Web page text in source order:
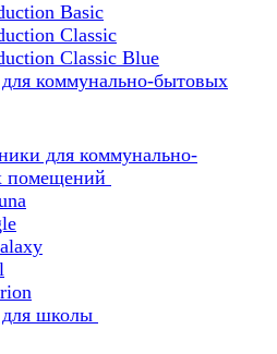
Basic
Classic
Classic Blue
коммунально-бытовых
для коммунально-
помещений
школы